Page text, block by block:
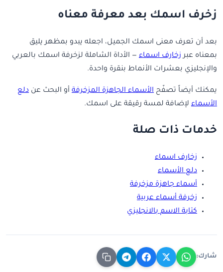
زخرف اسمك بعد معرفة معناه
بعد أن تعرف معنى اسمك الجميل، اجعله يبدو بمظهر يليق
بمعناه عبرزخارف اسماء — الأداة الشاملة لزخرفة اسمك بالعربي
والإنجليزي بعشرات الأنماط بنقرة واحدة.
يمكنك أيضاً تصفّح الأسماء الجاهزة المزخرفة أو البحث عن دلع
الأسماء لإضافة لمسة رقيقة على اسمك.
خدمات ذات صلة
زخارف اسماء
دلع الأسماء
أسماء جاهزة مزخرفة
زخرفة أسماء عربية
كتابة الاسم بالانجليزي
شارك: